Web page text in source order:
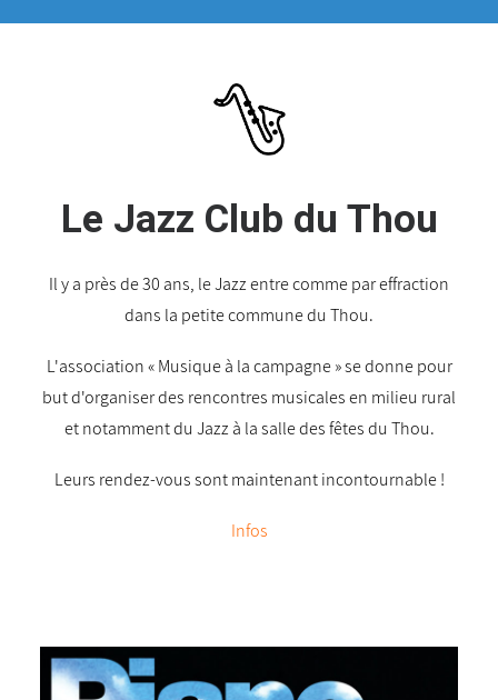
Le Jazz Club du Thou
Il y a près de 30 ans, le Jazz entre comme par effraction
dans la petite commune du Thou.
L'association « Musique à la campagne » se donne pour
but d'organiser des rencontres musicales en milieu rural
et notamment du Jazz à la salle des fêtes du Thou.
Leurs rendez-vous sont maintenant incontournable !
Infos